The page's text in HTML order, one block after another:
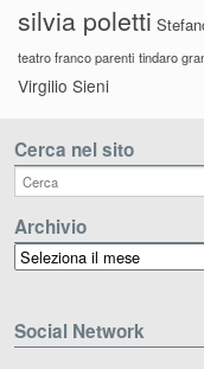
silvia poletti
teatro franco parenti tindaro
Virgilio Sieni
Cerca nel sito
Archivio
Archivio
Social Network